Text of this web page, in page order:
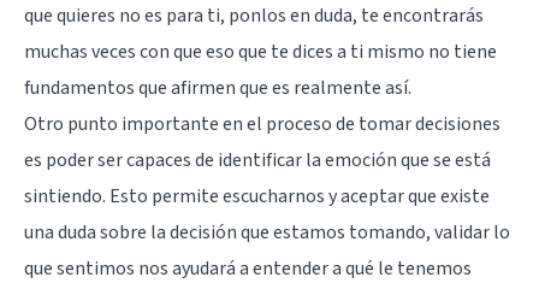
que quieres no es para ti, ponlos en duda, te encontrarás
muchas veces con que eso que te dices a ti mismo no tiene
fundamentos que afirmen que es realmente así.
Otro punto importante en el proceso de tomar decisiones
es poder ser capaces de identificar la emociónque se está
sintiendo. Esto permite escucharnos y aceptar que existe
una duda sobre la decisión que estamos tomando, validar lo
que sentimos nos ayudará a entender a qué le tenemos